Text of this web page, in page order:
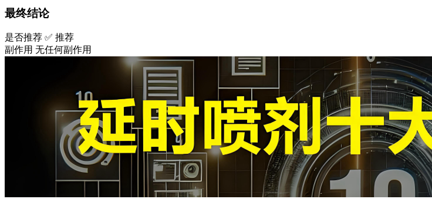
最终结论
是否推荐 ✅ 推荐
副作用 无任何副作用